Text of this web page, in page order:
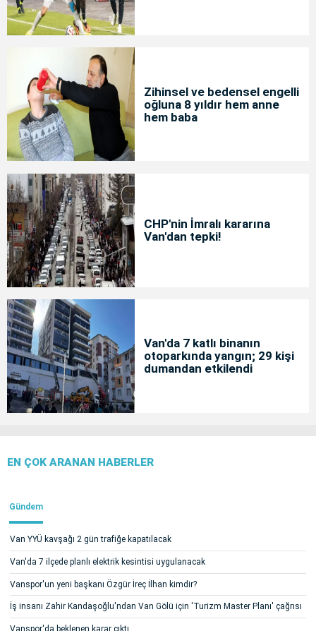
Zihinsel ve bedensel engelli
oğluna 8 yıldır hem anne
hem baba
CHP'nin İmralı kararına
Van'dan tepki!
Van'da 7 katlı binanın
otoparkında yangın; 29 kişi
dumandan etkilendi
EN ÇOK ARANAN HABERLER
Gündem
Van YYÜ kavşağı 2 gün trafiğe kapatılacak
Van'da 7 ilçede planlı elektrik kesintisi uygulanacak
Vanspor'un yeni başkanı Özgür İreç İlhan kimdir?
İş insanı Zahir Kandaşoğlu'ndan Van Gölü için 'Turizm Master Planı' çağrısı
Vanspor'da beklenen karar çıktı